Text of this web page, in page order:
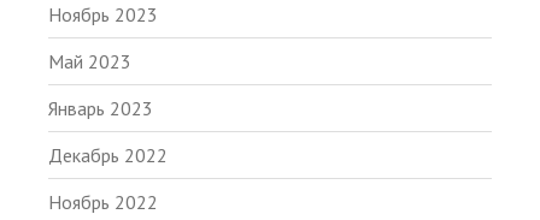
Ноябрь 2023
Май 2023
Январь 2023
Декабрь 2022
Ноябрь 2022